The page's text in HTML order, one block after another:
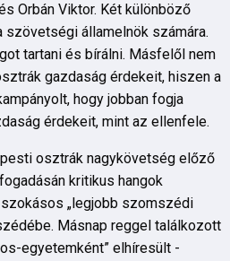
Orbán Viktor. Két különböző
szövetségi államelnök számára.
tartani és bírálni. Másfelől nem
gazdaság érdekeit, hiszen a
hogy jobban fogja
érdekeit, mint az ellenfele.
osztrák nagykövetség előző
kritikus hangok
„legjobb szomszédi
Másnap reggel találkozott
egyetemként” elhíresült -